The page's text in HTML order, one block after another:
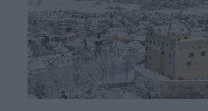
Programma